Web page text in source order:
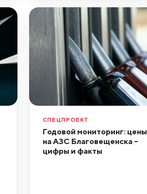
СПЕЦПРОЕКТ
Годовой мониторинг: цены
на АЗС Благовещенска –
цифры и факты